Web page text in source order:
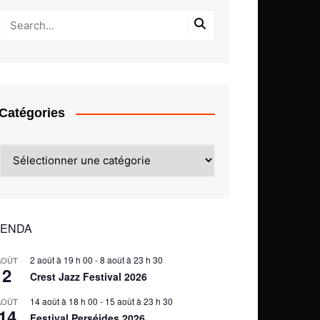
2
2 août à 19 h 00 -8 août à 23 h 30
Crest Jazz Festival 2026
14 août à 18 h 00 - 15 août à 23 h 30